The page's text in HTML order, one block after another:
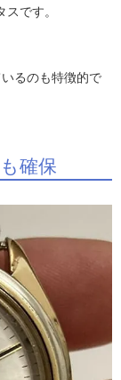
です。
るのも特徴的で
確保